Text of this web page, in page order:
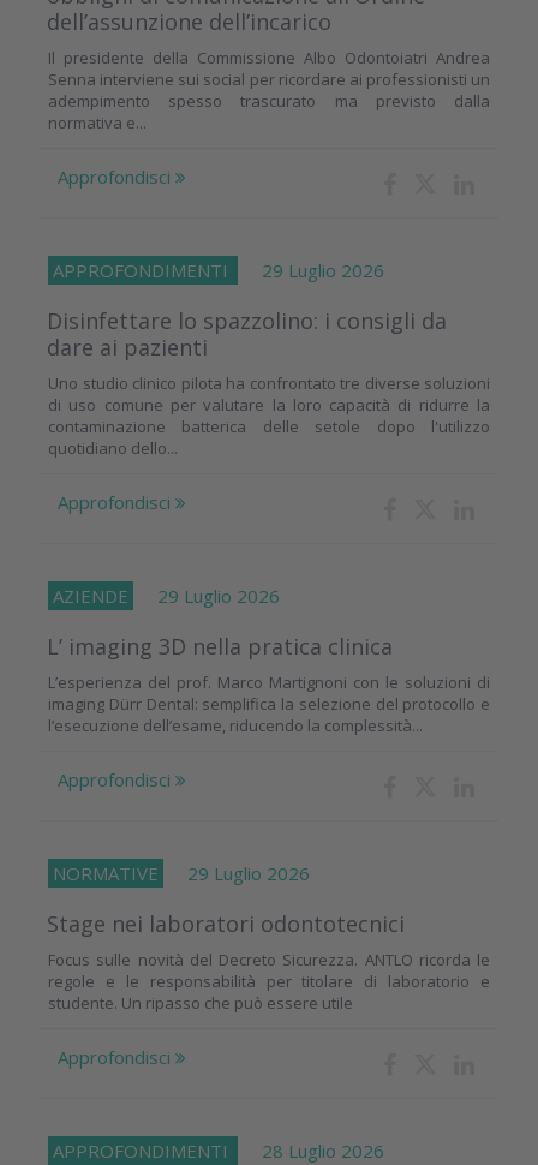
dell’assunzione dell’incarico
Il presidente della Commissione Albo Odontoiatri Andrea
Senna interviene sui social per ricordare ai professionisti un
adempimento spesso trascurato ma previsto dalla
normativa e...
Approfondisci
APPROFONDIMENTI 29 Luglio 2026
Disinfettare lo spazzolino: i consigli da
dare ai pazienti
Uno studio clinico pilota ha confrontato tre diverse soluzioni
di uso comune per valutare la loro capacità di ridurre la
contaminazione batterica delle setole dopo l'utilizzo
quotidiano dello...
Approfondisci
AZIENDE 29 Luglio 2026
L’ imaging 3D nella pratica clinica
L’esperienza del prof. Marco Martignoni con le soluzioni di
imaging Dürr Dental: semplifica la selezione del protocollo e
l’esecuzione dell’esame, riducendo la complessità...
Approfondisci
NORMATIVE 29 Luglio 2026
Stage nei laboratori odontotecnici
Focus sulle novità del Decreto Sicurezza. ANTLO ricorda le
regole e le responsabilità per titolare di laboratorio e
studente. Un ripasso che può essere utile
Approfondisci
APPROFONDIMENTI 28 Luglio 2026